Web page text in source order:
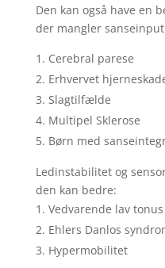
Den kan også have en
der mangler
Cerebral parese
Erhvervet
Slagtilfælde
Multipel Sklerose
Børn med
Ledinstabilitet og
den kan bedre:
Vedvarende lav tonus
Ehlers Danlos
Hypermobilitet